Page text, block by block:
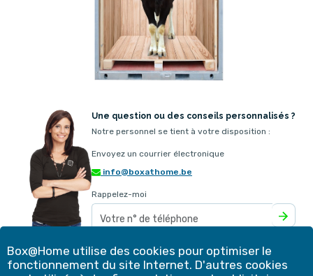
Une question ou des conseils personnalisés ?
Notre personnel se tient à votre disposition :
Envoyez un courrier électronique
info@boxathome.be
Rappelez-moi
Notre offre
Box@Home utilise des cookies pour optimiser le
fonctionnement du site Internet. D'autres cookies